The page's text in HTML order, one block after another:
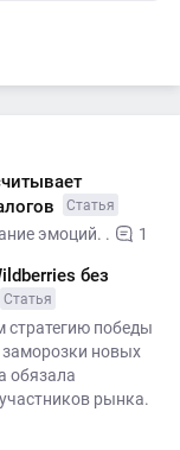
Статья
эмоций. . 1
без
Статья
стратегию победы
новых
обязала
рынка.